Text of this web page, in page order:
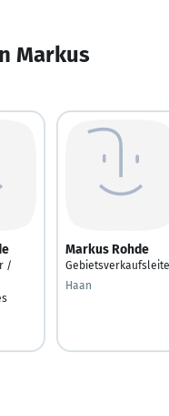
Markus
/
Markus Rohde
Haan